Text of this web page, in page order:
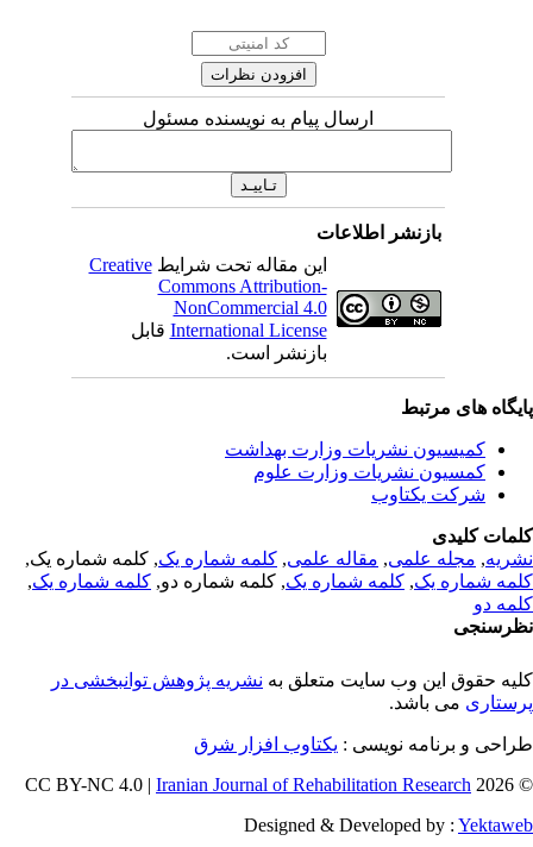
ارسال پیام به نویسنده مسئول
بازنشر اطلاعات
این مقاله تحت شرایطCreative
Commons Attribution-
NonCommercial 4.0
International Licenseقابل
بازنشر است.
های مرتبط
کمیسیون نشریات وزارت بهداشت
کمسیون نشریات وزارت علوم
شرکت یکتاوب
کلیدی
,مجله علمی, مقاله علمی, کلمه شماره یک, کلمه شماره یک,
شماره یک,کلمه شماره یک, کلمه شماره دو,کلمه شماره یک,
دو
حقوق این وب سایت متعلق بهنشریه پژوهش توانبخشی در
می باشد.
و برنامه نویسی : یکتاوب افزار شرق
©
Iranian Journal of Rehabilitation Research
Designed & Developed by :